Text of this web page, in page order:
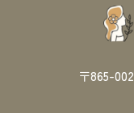
〒865-